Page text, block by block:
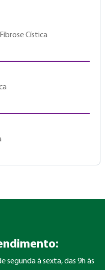
Cística
segunda à sexta, das 9h às